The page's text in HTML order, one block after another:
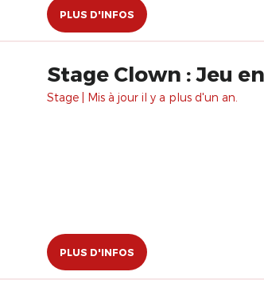
PLUS D'INFOS
Stage Clown : Jeu
Stage | Mis à jour il y a plus d'un an.
PLUS D'INFOS